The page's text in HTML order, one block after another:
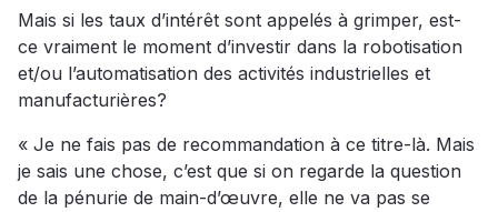
Mais si les taux d’intérêt sont appelés à grimper, est-
ce vraiment le moment d’investir dans la robotisation
et/ou l’automatisation des activités industrielles et
manufacturières?
« Je ne fais pas de recommandation à ce titre-là. Mais
je sais une chose, c’est que si on regarde la question
de la pénurie de main-d’œuvre, elle ne va pas se